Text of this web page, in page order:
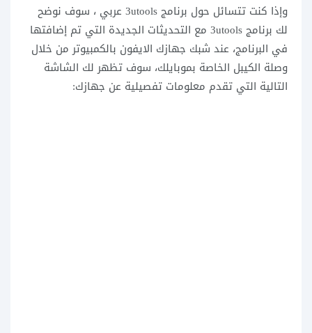
وإذا كنت تتسائل حول برنامج 3utools عربي ، سوف نوضح
لك برنامج 3utools مع التحديثات الجديدة التي تم إضافتها
في البرنامج، عند شبك جهازك الايفون بالكمبيوتر من خلال
وصلة الكيبل الخاصة بموبايلك، سوف تظهر لك الشاشة
التالية التي تقدم معلومات تفصيلية عن جهازك: